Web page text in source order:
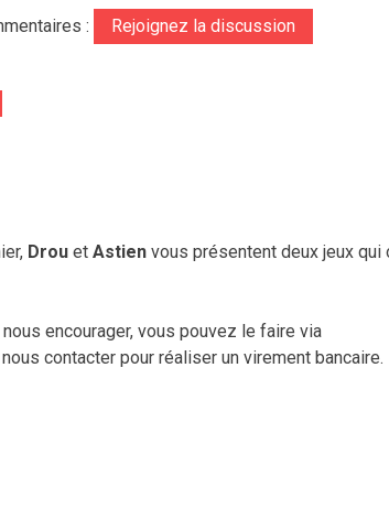
: Rejoignez la discussion
Drou et Astien vous présentent deux jeux
encourager, vous pouvez le faire via
contacter pour réaliser un virement bancaire.